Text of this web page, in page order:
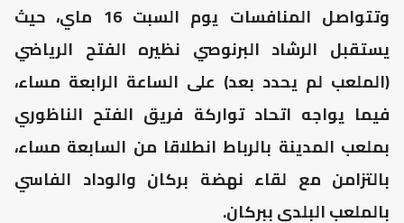
وتتواصل المنافسات يوم السبت 16 ماي، حيث
يستقبل الرشاد البرنوصي نظيره الفتح الرياضي
(الملعب لم يحدد بعد) على الساعة الرابعة مساء،
فيما يواجه اتحاد تواركة فريق الفتح الناظوري
بملعب المدينة بالرباط انطلاقا من السابعة مساء،
بالتزامن مع لقاء نهضة بركان والوداد الفاسي
بالملعب البلدي ببركان.